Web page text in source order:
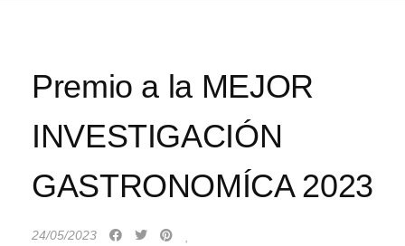
Premio a la MEJOR
INVESTIGACIÓN
GASTRONOMÍCA 2023
24/05/2023